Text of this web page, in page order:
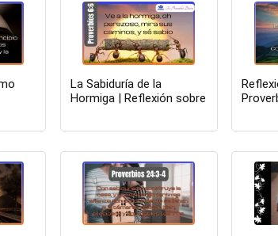
La Sabiduría de la
Hormiga | Reflexión sobre